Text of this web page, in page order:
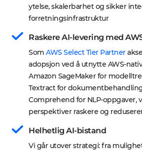
ytelse, skalerbarhet og sikker
forretningsinfrastruktur
Raskere AI-levering med
Som AWS Select Tier Partner
adopsjon ved å utnytte AWS-
Amazon SageMaker for
Textract for
Comprehend for NLP-oppgaver,
perspektiver raskere og
Helhetlig AI-bistand
Vi går utover strategi: fra